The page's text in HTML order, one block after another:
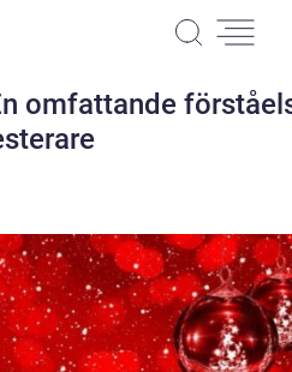
omfattande